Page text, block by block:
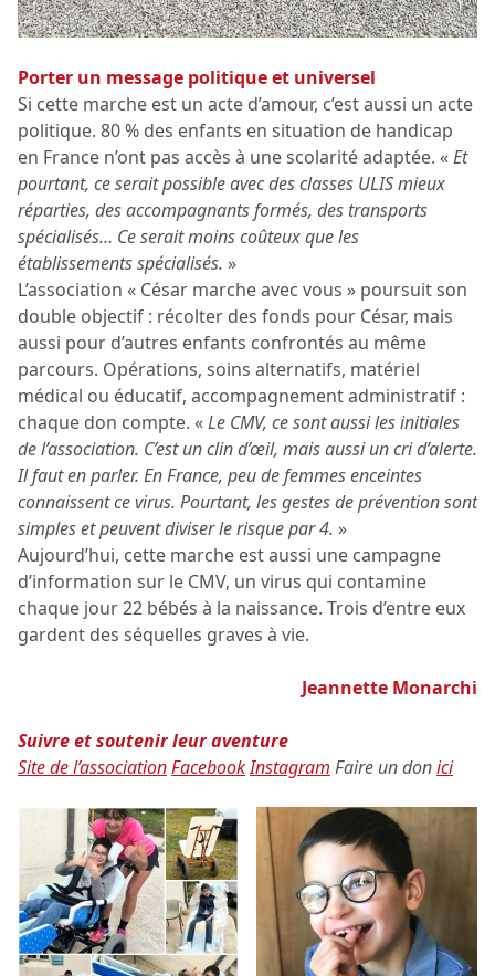
Porter un message politique et universel
Si cette marche est un acte d’amour, c’est aussi un acte
politique. 80 % des enfants en situation de handicap
en France n’ont pas accès à une scolarité adaptée. «Et
pourtant, ce serait possible avec des classes ULIS mieux
réparties, des accompagnants formés, des transports
spécialisés… Ce serait moins coûteux que les
établissements spécialisés. »
L’association « César marche avec vous » poursuit son
double objectif : récolter des fonds pour César, mais
aussi pour d’autres enfants confrontés au même
parcours. Opérations, soins alternatifs, matériel
médical ou éducatif, accompagnement administratif :
chaque don compte. «Le CMV, ce sont aussi les initiales
de l’association. C’est un clin d’œil, mais aussi un cri d’alerte.
Il faut en parler. En France, peu de femmes enceintes
connaissent ce virus. Pourtant, les gestes de prévention sont
simples et peuvent diviser le risque par 4. »
Aujourd’hui, cette marche est aussi une campagne
d’information sur le CMV, un virus qui contamine
chaque jour 22 bébés à la naissance. Trois d’entre eux
gardent des séquelles graves à vie.
Jeannette Monarchi
Suivre et soutenir leur aventure
Site de l’associationFacebookInstagram Faire un donici